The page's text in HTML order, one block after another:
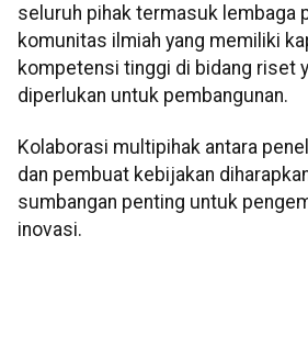
seluruh pihak termasuk lembaga
komunitas ilmiah yang memiliki
kompetensi tinggi di bidang riset
diperlukan untuk pembangunan.
Kolaborasi multipihak antara
dan pembuat kebijakan
sumbangan penting untuk
inovasi.